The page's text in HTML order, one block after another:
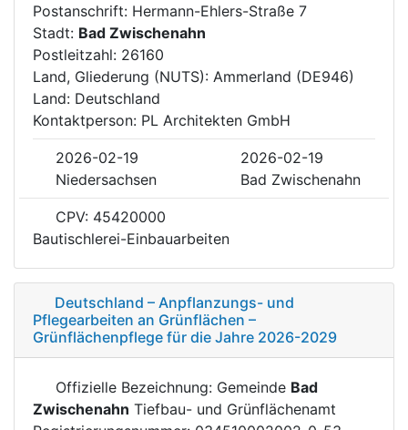
Postanschrift: Hermann-Ehlers-Straße 7
Stadt: Bad Zwischenahn
Postleitzahl: 26160
Land, Gliederung (NUTS): Ammerland (DE946)
Land: Deutschland
Kontaktperson: PL Architekten GmbH
2026-02-19
2026-02-19
Niedersachsen
Bad Zwischenahn
CPV: 45420000
Bautischlerei-Einbauarbeiten
Deutschland – Anpflanzungs- und
Pflegearbeiten an Grünflächen –
Grünflächenpflege für die Jahre 2026-2029
Offizielle Bezeichnung: Gemeinde Bad
Zwischenahn Tiefbau- und Grünflächenamt